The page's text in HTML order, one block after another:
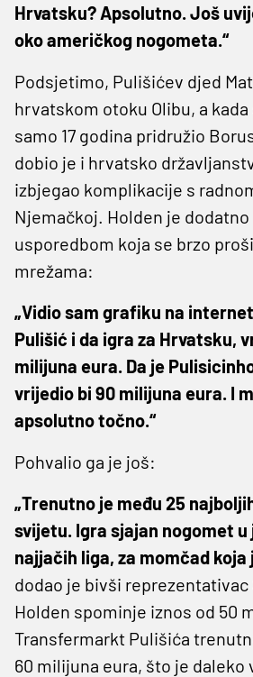
Hrvatsku? Apsolutno. Još
oko američkog nogometa.“
Podsjetimo, Pulišićev djed
hrvatskom otoku Olibu, a
samo 17 godina pridružio
dobio je i hrvatsko
izbjegao komplikacije s
Njemačkoj. Holden je
usporedbom koja se brzo
mrežama:
„Vidio sam grafiku na
Pulišić i da igra za Hrvatsku,
milijuna eura. Da je
vrijedio bi 90 milijuna eura. I
apsolutno točno.“
Pohvalio ga je još:
„Trenutno je među 25
svijetu. Igra sjajan nogomet u
najjačih liga, za momčad koja
dodao je bivši reprezentativac
Holden spominje iznos od 50
Transfermarkt Pulišića
60 milijuna eura, što je daleko